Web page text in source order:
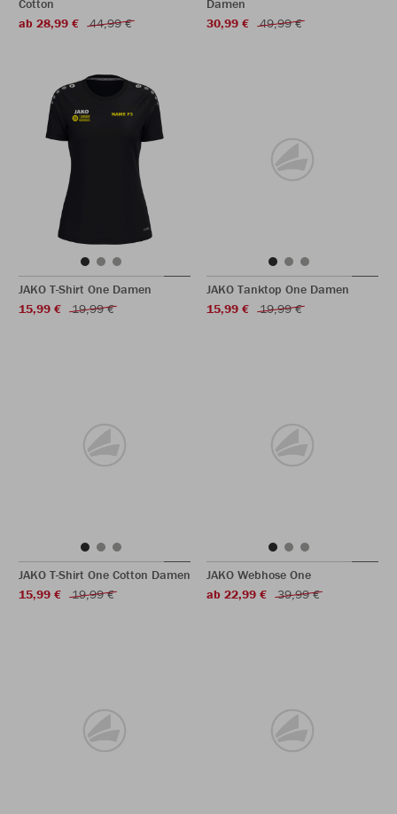
Cotton
ab 28,99 €
44,99 €
Damen
30,99 €
49,99 €
JAKO T-Shirt One Damen
15,99 €
19,99 €
JAKO Tanktop One Damen
15,99 €
19,99 €
JAKO T-Shirt One Cotton Damen
15,99 €
19,99 €
JAKO Webhose One
ab 22,99 €
39,99 €